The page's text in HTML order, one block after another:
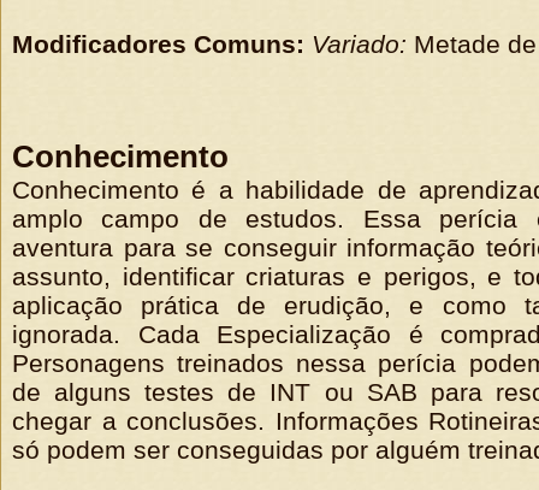
Modificadores Comuns: Variado: Metade
Conhecimento
Conhecimento é a habilidade de
amplo campo de estudos. Essa
aventura para se conseguir informação
assunto, identificar criaturas e perigos, e
aplicação prática de erudição, e como
ignorada. Cada Especialização é
Personagens treinados nessa perícia
de alguns testes de INT ou SAB para
chegar a conclusões. Informações
só podem ser conseguidas por alguém